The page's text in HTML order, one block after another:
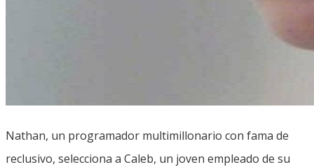
Nathan, un programador multimillonario con fama de
reclusivo, selecciona a Caleb, un joven empleado de su